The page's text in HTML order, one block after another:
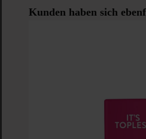
Produktgalerie überspringen
Kunden haben sich